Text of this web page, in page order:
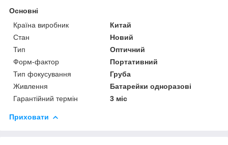
Основні
Країна виробник
Китай
Стан
Новий
Тип
Оптичний
Форм-фактор
Портативний
Тип фокусування
Груба
Живлення
Батарейки одноразові
Гарантійний термін
3 міс
Приховати